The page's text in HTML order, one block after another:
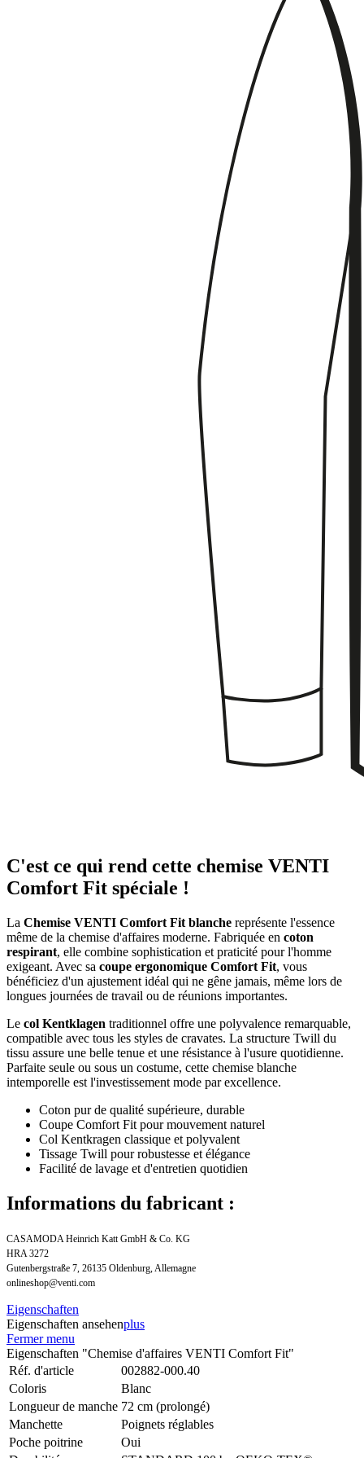
C'est ce qui rend cette chemise VENTI
Comfort Fit spéciale !
La Chemise VENTI Comfort Fit blanche représente l'essence
même de la chemise d'affaires moderne. Fabriquée en coton
respirant, elle combine sophistication et praticité pour l'homme
exigeant. Avec sa coupe ergonomique Comfort Fit, vous
bénéficiez d'un ajustement idéal qui ne gêne jamais, même lors de
longues journées de travail ou de réunions importantes.
Le col Kentklagen traditionnel offre une polyvalence remarquable,
compatible avec tous les styles de cravates. La structure Twill du
tissu assure une belle tenue et une résistance à l'usure quotidienne.
Parfaite seule ou sous un costume, cette chemise blanche
intemporelle est l'investissement mode par excellence.
Coton pur de qualité supérieure, durable
Coupe Comfort Fit pour mouvement naturel
Col Kentkragen classique et polyvalent
Tissage Twill pour robustesse et élégance
Facilité de lavage et d'entretien quotidien
Informations du fabricant :
CASAMODA Heinrich Katt GmbH & Co. KG
HRA 3272
Gutenbergstraße 7, 26135 Oldenburg, Allemagne
onlineshop@venti.com
Eigenschaften
Eigenschaften ansehenplus
Fermer menu
Eigenschaften "Chemise d'affaires VENTI Comfort Fit"
Réf. d'article
002882-000.40
Coloris
Blanc
Longueur de manche 72 cm (prolongé)
Manchette
Poignets réglables
Poche poitrine
Oui